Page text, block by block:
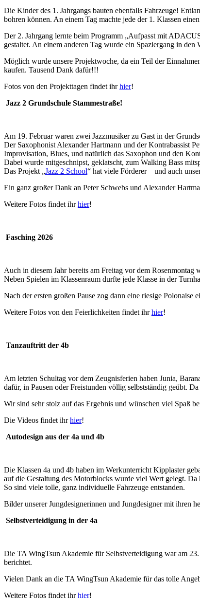
Die Kinder des 1. Jahrgangs bauten ebenfalls Fahrzeuge!
bohren können. An einem Tag machte jede der 1. Klassen
Der 2. Jahrgang lernte beim Programm „Aufpasst mit
gestaltet. An einem anderen Tag wurde ein Spaziergang in
Möglich wurde unsere Projektwoche, da ein Teil der
kaufen. Tausend Dank dafür!!!
Fotos von den Projekttagen findet ihrhier!
Jazz 2 Grundschule Stammestraße!
Am 19. Februar waren zwei Jazzmusiker zu Gast in der
Der Saxophonist Alexander Hartmann und der Kontrabassist
Improvisation, Blues, und natürlich das Saxophon und den
Dabei wurde mitgeschnipst, geklatscht, zum Walking Bass
Das Projekt „Jazz 2 School“ hat viele Förderer – und auch
Ein ganz großer Dank an Peter Schwebs und Alexander
Weitere Fotos findet ihrhier!
Fasching 2026
Auch in diesem Jahr bereits am Freitag vor dem
Neben Spielen im Klassenraum durfte jede Klasse in der
Nach der ersten großen Pause zog dann eine riesige
Weitere Fotos von den Feierlichkeiten findet ihrhier!
Tanzauftritt der 4b
Am letzten Schultag vor dem Zeugnisferien haben Junia,
dafür, in Pausen oder Freistunden völlig selbstständig geübt.
Wir sind sehr stolz auf das Ergebnis und wünschen viel Spaß
Die Videos findet ihrhier!
Autodesign aus der 4a und 4b
Die Klassen 4a und 4b haben im Werkunterricht Kipplaster
auf die Gestaltung des Motorblocks wurde viel Wert gelegt.
So sind viele tolle, ganz individuelle Fahrzeuge entstanden.
Bilder unserer Jungdesignerinnen und Jungdesigner mit ihren
Selbstverteidigung in der 4a
Die TA WingTsun Akademie für Selbstverteidigung war am
berichtet.
Vielen Dank an die TA WingTsun Akademie für das tolle
Weitere Fotos findet ihrhier!